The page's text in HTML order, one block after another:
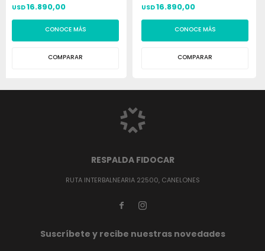
USD16.890,00
CONOCE MÁS
COMPARAR
USD16.890,00
CONOCE MÁS
COMPARAR
RESPALDA FIDOCAR
RUTA INTERBALNEARIA 22500, CANELONES
 
Suscríbete y recibe nuestras novedades